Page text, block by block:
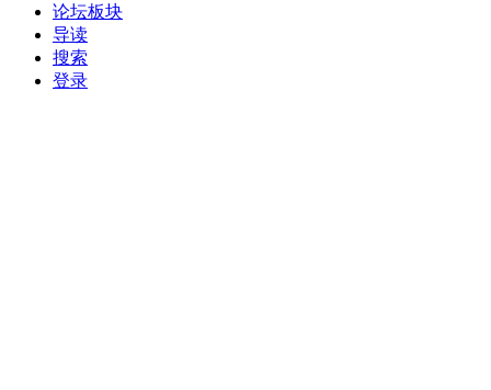
论坛板块
导读
搜索
登录